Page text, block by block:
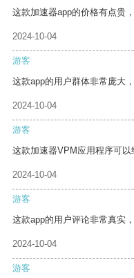
这款加速器app的价格有点贵
2024-10-04
游客
这款app的用户群体非常庞大
2024-10-04
游客
这款加速器VPM应用程序可以
2024-10-04
游客
这款app的用户评论非常真实
2024-10-04
游客